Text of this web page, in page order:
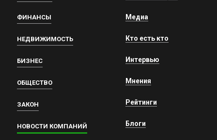
ФИНАНСЫ
НЕДВИЖИМОСТЬ
БИЗНЕС
ОБЩЕСТВО
ЗАКОН
НОВОСТИ КОМПАНИЙ
Медиа
Кто есть кто
Интервью
Мнения
Рейтинги
Блоги